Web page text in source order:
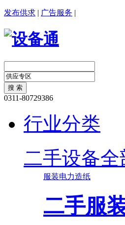
发布供求 | 广告服务 |
0311-80729386
行业分类
二手设备全
服装电力造纸
二手服